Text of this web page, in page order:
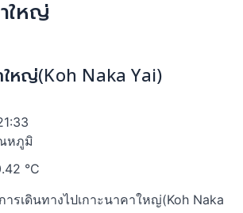
ใหญ่
ใหญ่(Koh Naka Yai)
หภูมิ
°C
ารเดินทางไปเกาะนาคาใหญ่(Koh Naka